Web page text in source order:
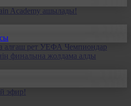
Academy ашылады!
алғаш рет УЕФА Чемпиондар
финалына жолдама алды
эфир!